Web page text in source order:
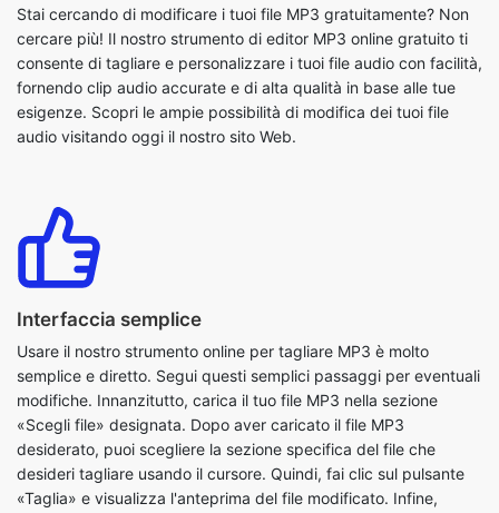
esigenze. Scopri le ampie possibilità di modifica dei tuoi file
audio visitando oggi il nostro sito Web.
Interfaccia semplice
Usare il nostro strumento online per tagliare MP3 è molto
semplice e diretto. Segui questi semplici passaggi per eventuali
«Scegli file» designata. Dopo aver caricato il file MP3
desiderato, puoi scegliere la sezione specifica del file che
desideri tagliare usando il cursore. Quindi, fai clic sul pulsante
«Taglia» e visualizza l'anteprima del file modificato. Infine,
premi il pulsante «Download» per salvare il file MP3 modificato
sul tuo dispositivo per un ulteriore utilizzo.